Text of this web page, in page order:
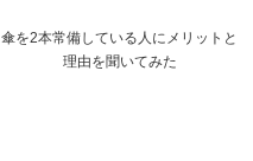
傘を2本常備している人にメリットと
理由を聞いてみた